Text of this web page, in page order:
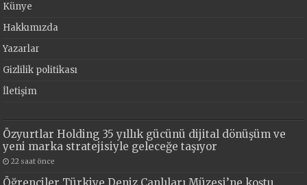
Künye
Hakkımızda
Yazarlar
Gizlilik politikası
İletişim
Özyurtlar Holding 35 yıllık gücünü dijital dönüşüm ve
yeni marka stratejisiyle geleceğe taşıyor
22 saat önce